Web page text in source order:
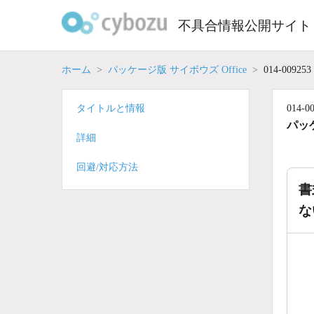
不具合情報公開サイト
ホーム パッケージ版 サイボウズ Office 014-009253
014-
パッ
な
タイトルと情報
詳細
回避/対応方法